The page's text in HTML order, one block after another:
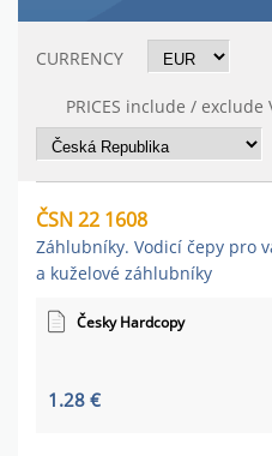
CURRENCY
PRICES include / exclude
ČSN 22 1608
Záhlubníky. Vodicí čepy pro
a kuželové záhlubníky
Česky Hardcopy
1.28 €